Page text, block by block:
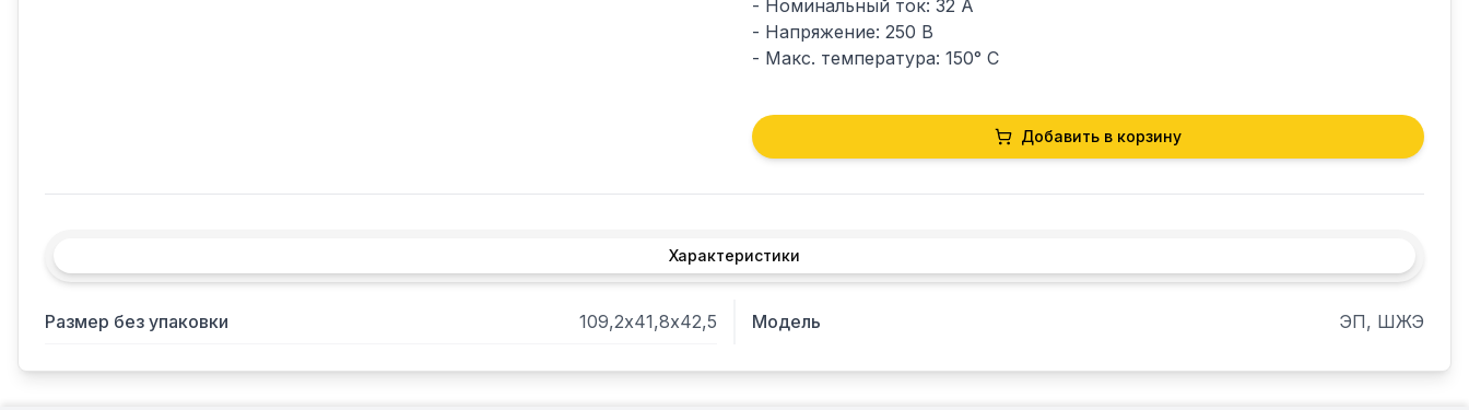
- Номинальный ток: 32 А
- Напряжение: 250 В
- Макс. температура: 150° С
- Масса изделия: 0,1 кг
Добавить в корзину
Характеристики
Размер без упаковки 109,2х41,8х42,5 Модель ЭП, ШЖЭ